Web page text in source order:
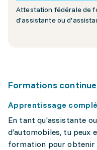
Attestation fédérale de
d'assistante ou
Formations
Apprentissage
En tant qu'assistante
d’automobiles, tu peux
formation pour